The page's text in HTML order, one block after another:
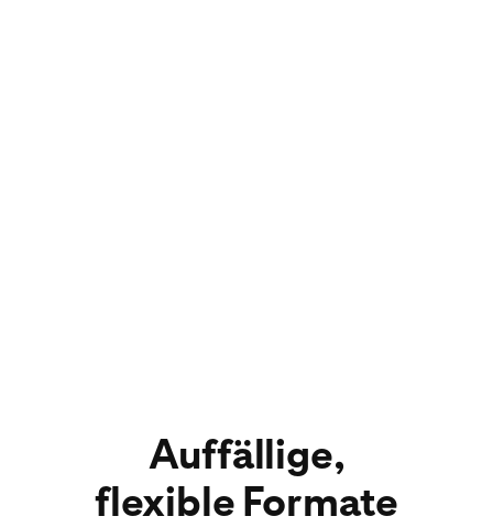
Auffällige,
flexible Formate